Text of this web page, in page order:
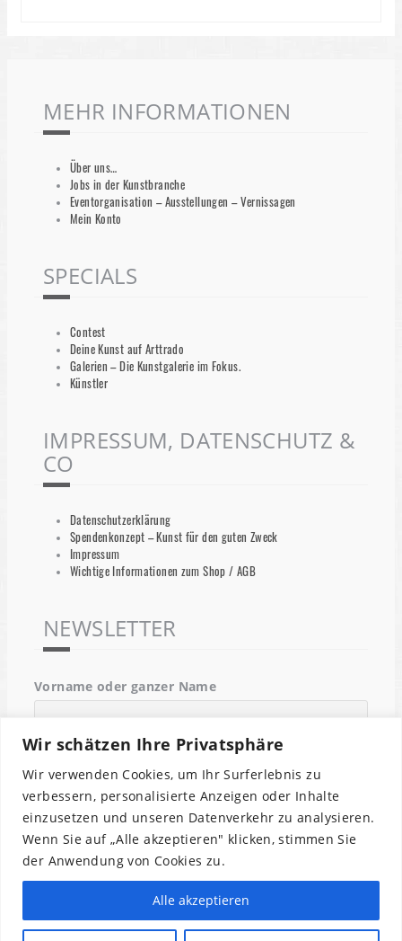
Wir schätzen Ihre Privatsphäre
Wir verwenden Cookies, um Ihr Surferlebnis zu
verbessern, personalisierte Anzeigen oder Inhalte
einzusetzen und unseren Datenverkehr zu analysieren.
Wenn Sie auf „Alle akzeptieren" klicken, stimmen Sie
der Anwendung von Cookies zu.
Alle akzeptieren
MEHR INFORMATIONEN
Über uns…
Jobs in der Kunstbranche
Eventorganisation – Ausstellungen – Vernissagen
Mein Konto
SPECIALS
Contest
Deine Kunst auf Arttrado
Galerien – Die Kunstgalerie im Fokus.
Künstler
IMPRESSUM, DATENSCHUTZ &
CO
Datenschutzerklärung
Spendenkonzept – Kunst für den guten Zweck
Impressum
Wichtige Informationen zum Shop / AGB
NEWSLETTER
Vorname oder ganzer Name
Email
Indem Du fortfährst, akzeptierst Du unsere
Datenschutzerklärung.